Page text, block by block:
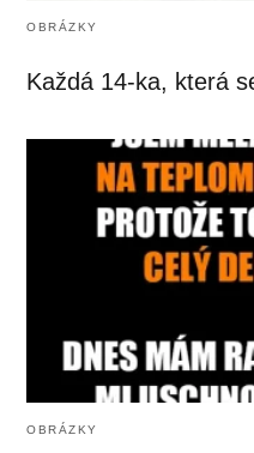
OBRÁZKY
Každá 14-ka, která
OBRÁZKY